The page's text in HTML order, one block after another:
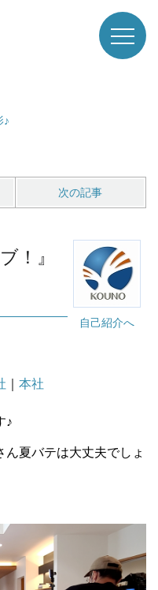
♪
次の記事
自己紹介へ
！』
本社
♪
夏バテは大丈夫でしょ